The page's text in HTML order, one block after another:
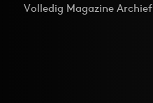
Volledig Magazine Archief